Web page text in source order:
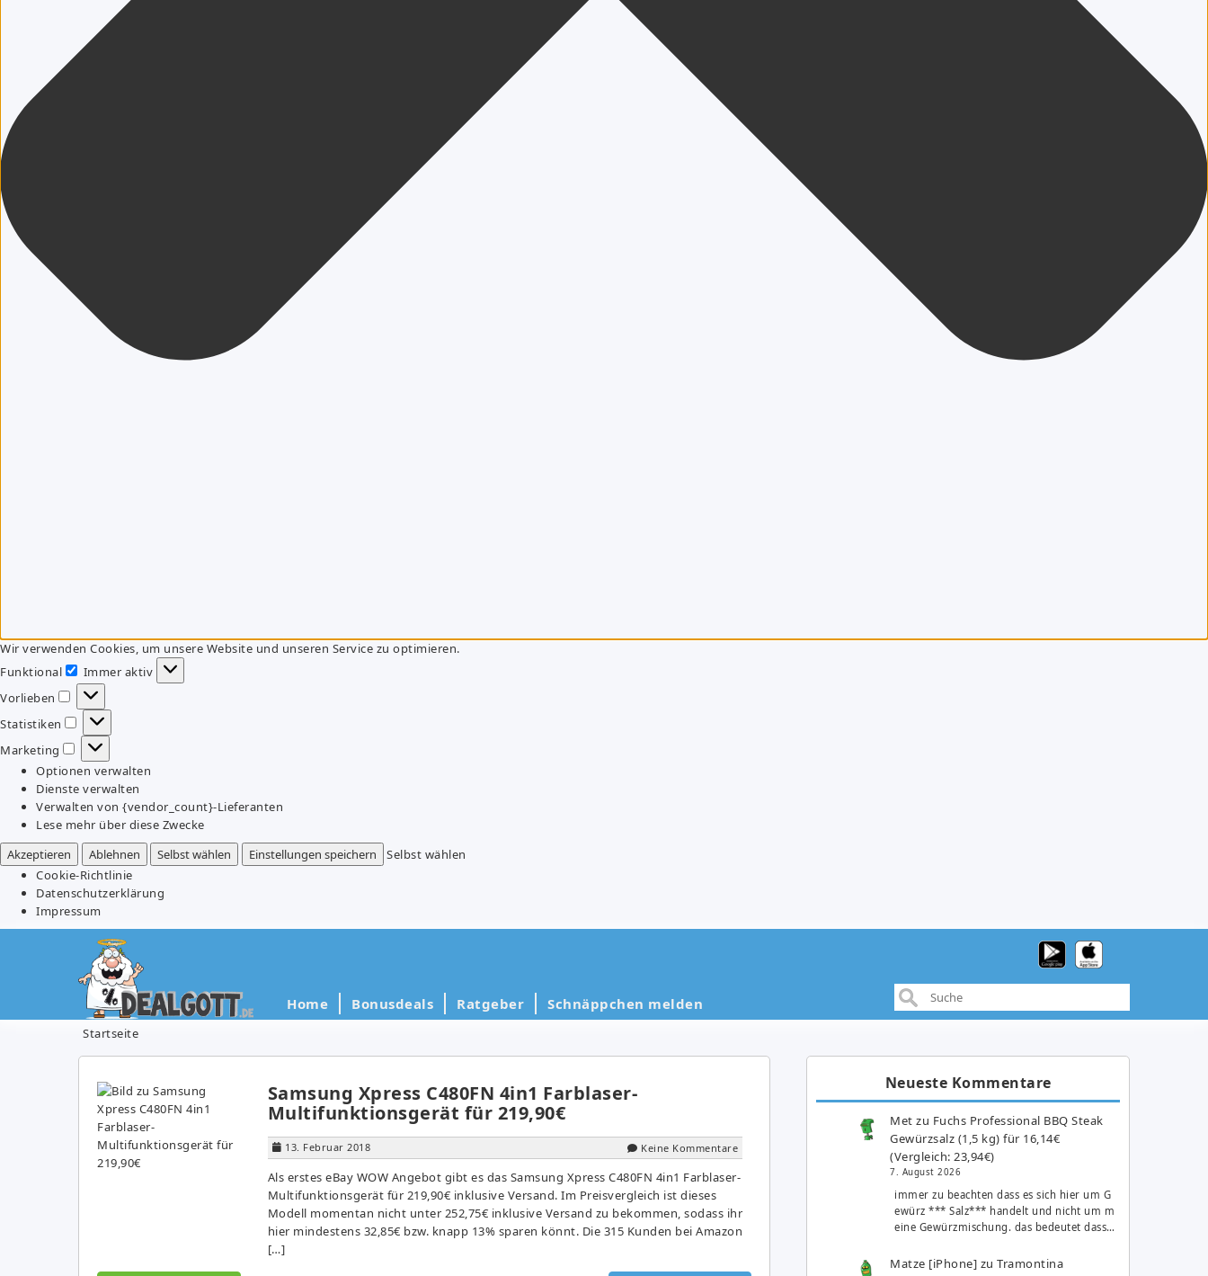
Wir verwenden Cookies, um unsere Website und unseren Service zu optimieren.
Funktional
Funktional
Immer aktiv
Vorlieben
Vorlieben
Statistiken
Statistiken
Marketing
Marketing
Optionen verwalten
Dienste verwalten
Verwalten von {vendor_count}-Lieferanten
Lese mehr über diese Zwecke
Akzeptieren
Ablehnen Selbst wählen Einstellungen speichern
Selbst wählen
Cookie-Richtlinie
Datenschutzerklärung
Impressum
Home Bonusdeals Ratgeber Schnäppchen melden
Startseite
Samsung Xpress C480FN 4in1 Farblaser-
Multifunktionsgerät für 219,90€
13. Februar 2018 Keine Kommentare
Als erstes eBay WOW Angebot gibt es das Samsung Xpress C480FN 4in1 Farblaser-
Multifunktionsgerät für 219,90€ inklusive Versand. Im Preisvergleich ist dieses
Modell momentan nicht unter 252,75€ inklusive Versand zu bekommen, sodass ihr
hier mindestens 32,85€ bzw. knapp 13% sparen könnt. Die 315 Kunden bei Amazon
[…]
Neueste Kommentare
Met zu Fuchs Professional BBQ Steak
Gewürzsalz (1,5 kg) für 16,14€
(Vergleich: 23,94€)
7. August 2026
immer zu beachten dass es sich hier um G
ewürz *** Salz*** handelt und nicht um m
eine Gewürzmischung. das bedeutet dass…
Matze [iPhone] zuTramontina